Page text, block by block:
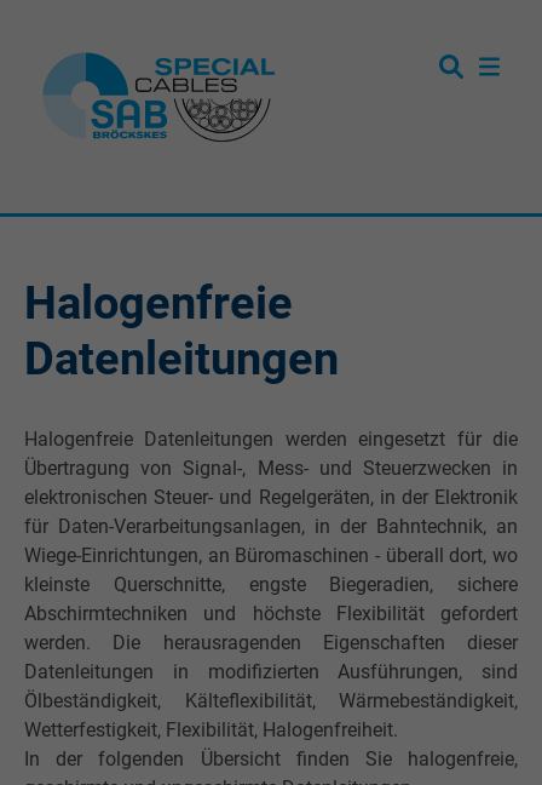
Halogenfreie
Datenleitungen
Halogenfreie Datenleitungen werden eingesetzt für die
Übertragung von Signal-, Mess- und Steuerzwecken in
elektro­nischen Steuer- und Regelgeräten, in der Elektronik
für Daten-Verarbeitungsanlagen, in der Bahntechnik, an
Wiege­-Einrichtungen, an Büromaschinen - überall dort, wo
kleinste Querschnitte, engste Biegeradien, sichere
Abschirmtechniken und höchste Flexibilität gefordert
werden. Die herausragenden Eigenschaften dieser
Datenleitungen in modifizierten Aus­führungen, sind
Ölbeständigkeit, Kälteflexibilität, Wärmebeständigkeit,
Wetterfestigkeit, Flexibilität, Halogenfreiheit.
In der folgenden Übersicht finden Sie halogenfreie,